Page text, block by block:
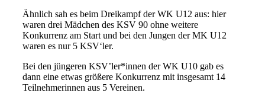
Ähnlich sah es beim Dreikampf der WK U12 aus: hier
waren drei Mädchen des KSV 90 ohne weitere
Konkurrenz am Start und bei den Jungen der MK U12
waren es nur 5 KSV‘ler.
Bei den jüngeren KSV’ler*innen der WK U10 gab es
dann eine etwas größere Konkurrenz mit insgesamt 14
Teilnehmerinnen aus 5 Vereinen.